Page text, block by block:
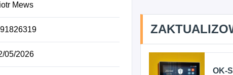
Mews
05/2026
OK-